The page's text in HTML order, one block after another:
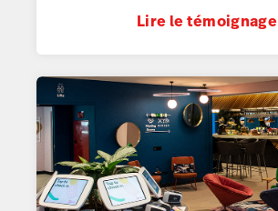
Lire le témoignage